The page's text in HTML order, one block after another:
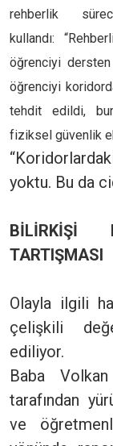
rehberlik
kullandı:
öğrenciyi
öğrenciyi
tehdit edildi,
fiziksel güvenlik
yoktu. Bu da
BİLİRKİŞİ
TARTIŞMASI
Olayla ilgili
çelişkili
ediliyor.
Baba
tarafından
ve